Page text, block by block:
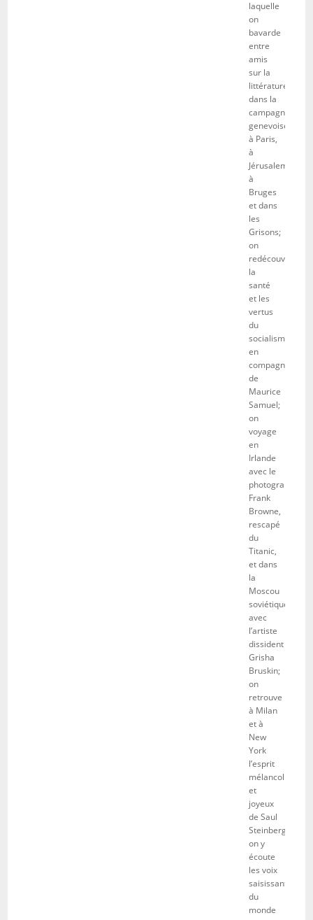
laquelle
on
bavarde
entre
amis
sur la
littérature
dans la
campagne
genevoise,
à Paris,
à
Jérusalem,
à
Bruges
et dans
les
Grisons;
on
redécouvre
la
santé
et les
vertus
du
socialisme
en
compagnie
de
Maurice
Samuel;
on
voyage
en
Irlande
avec le
photographe
Frank
Browne,
rescapé
du
Titanic,
et dans
la
Moscou
soviétique
avec
l’artiste
dissident
Grisha
Bruskin;
on
retrouve
à Milan
et à
New
York
l’esprit
mélancolique
et
joyeux
de Saul
Steinberg;
on y
écoute
les voix
saisissantes
du
monde